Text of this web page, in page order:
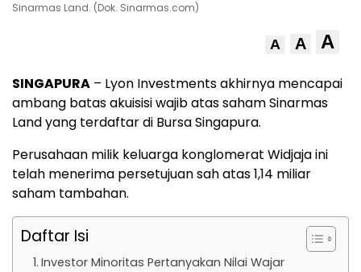
Sinarmas Land. (Dok. Sinarmas.com)
A A A
SINGAPURA – Lyon Investments akhirnya mencapai
ambang batas akuisisi wajib atas saham Sinarmas
Land yang terdaftar di Bursa Singapura.
Perusahaan milik keluarga konglomerat Widjaja ini
telah menerima persetujuan sah atas 1,14 miliar
saham tambahan.
Daftar Isi
Investor Minoritas Pertanyakan Nilai Wajar